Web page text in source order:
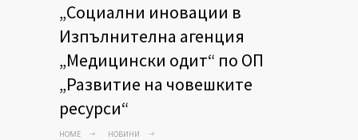
„Социални иновации в
Изпълнителна агенция
„Медицински одит“ по ОП
„Развитие на човешките
ресурси“
HOME
НОВИНИ